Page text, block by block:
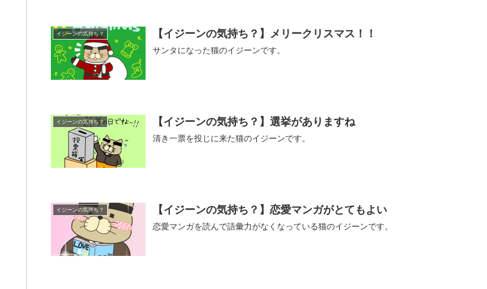
イジーンの気持ち？ 【イジーンの気持ち？】メリークリスマス！！
サンタになった猫のイジーンです。
イジーンの気持ち？ 【イジーンの気持ち？】選挙がありますね
清き一票を投じに来た猫のイジーンです。
イジーンの気持ち？ 【イジーンの気持ち？】恋愛マンガがとてもよい
恋愛マンガを読んで語彙力がなくなっている猫のイジーンです。